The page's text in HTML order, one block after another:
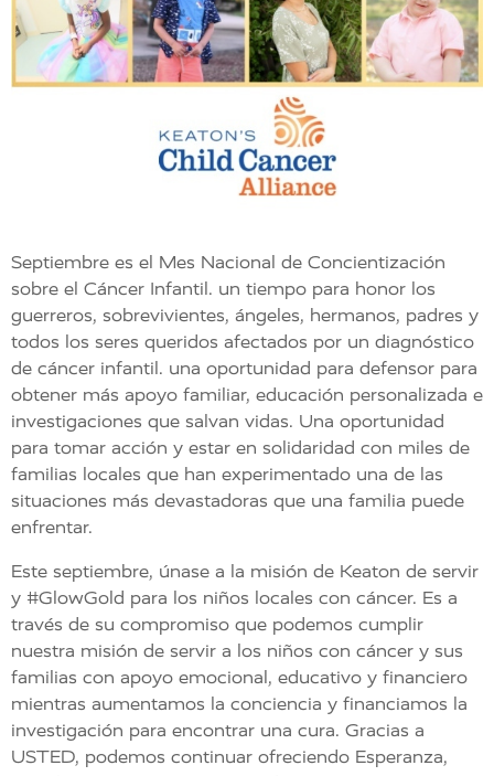
Septiembre es el Mes Nacional de Concientización
sobre el Cáncer Infantil. un tiempo para honor los
guerreros, sobrevivientes, ángeles, hermanos, padres y
todos los seres queridos afectados por un diagnóstico
de cáncer infantil. una oportunidad para defensor para
obtener más apoyo familiar, educación personalizada e
investigaciones que salvan vidas. Una oportunidad
para tomar acción y estar en solidaridad con miles de
familias locales que han experimentado una de las
situaciones más devastadoras que una familia puede
enfrentar.
Este septiembre, únase a la misión de Keaton de servir
y #GlowGold para los niños locales con cáncer. Es a
través de su compromiso que podemos cumplir
nuestra misión de servir a los niños con cáncer y sus
familias con apoyo emocional, educativo y financiero
mientras aumentamos la conciencia y financiamos la
investigación para encontrar una cura. Gracias a
USTED, podemos continuar ofreciendo Esperanza,